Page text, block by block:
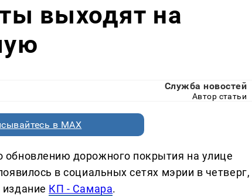
выходят на
Служба новостей
Автор статьи
в MAX
дорожного покрытия на улице
в социальных сетях мэрии в четверг,
КП - Самара.